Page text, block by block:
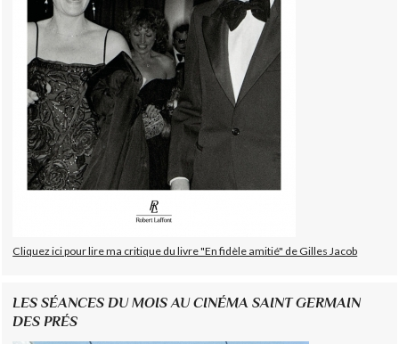
Cliquez ici pour lire ma critique du livre "En fidèle amitié" de Gilles Jacob
LES SÉANCES DU MOIS AU CINÉMA SAINT GERMAIN
DES PRÉS